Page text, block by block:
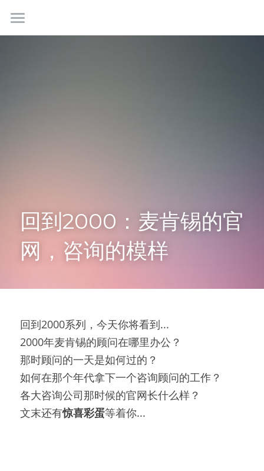
首页
免费咨询
回到2000：麦肯锡的官
网，咨询的模样
回到2000系列，今天你将看到...
2000年麦肯锡的顾问在哪里办公？
那时顾问的一天是如何过的？
如何在那个年代拿下一个咨询顾问的工作？
各大咨询公司那时候的官网长什么样？
文末还有惊喜彩蛋等着你...